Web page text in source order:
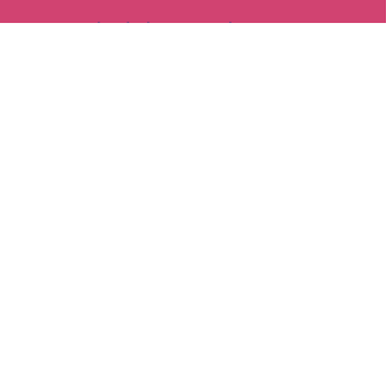
#septemberhabits #zumbaroutine